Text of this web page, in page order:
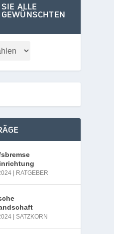
ALLE
RATGEBER
|SATZKORN